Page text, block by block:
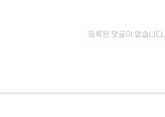
등록된 댓글이 없습니다.